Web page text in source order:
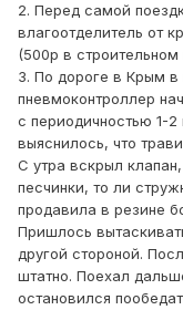
2. Перед самой
влагоотделитель от
(500р в строительном
3. По дороге в Крым в
пневмоконтроллер
с периодичностью 1-
выяснилось, что
С утра вскрыл
песчинки, то ли
продавила в резине
Пришлось
другой стороной.
штатно. Поехал
остановился